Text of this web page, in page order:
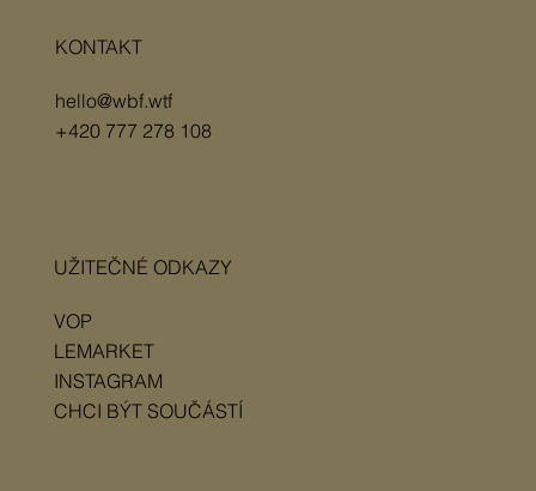
KONTAKT
hello@wbf.wtf
+420 777 278 108
UŽITEČNÉ ODKAZY
VOP
LEMARKET
INSTAGRAM
CHCI BÝT SOUČÁSTÍ